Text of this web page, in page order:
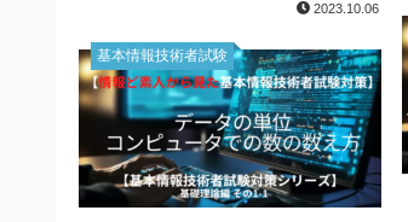
2023.10.06
基本情報技術者試験